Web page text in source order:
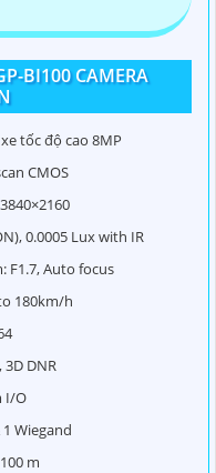
BI100 CAMERA
tốc độ cao 8MP
CMOS
0.0005 Lux with IR
F1.7, Auto focus
180km/h
3D DNR
I/O
Wiegand
m